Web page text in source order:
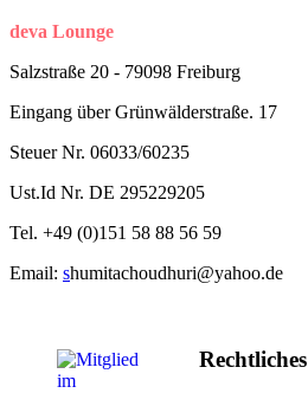
deva Lounge
Salzstraße 20 - 79098 Freiburg
Eingang über Grünwälderstraße. 17
Steuer Nr. 06033/60235
Ust.Id Nr. DE 295229205
Tel. +49 (0)151 58 88 56 59
Email: shumitachoudhuri@yahoo.de
Rechtliches